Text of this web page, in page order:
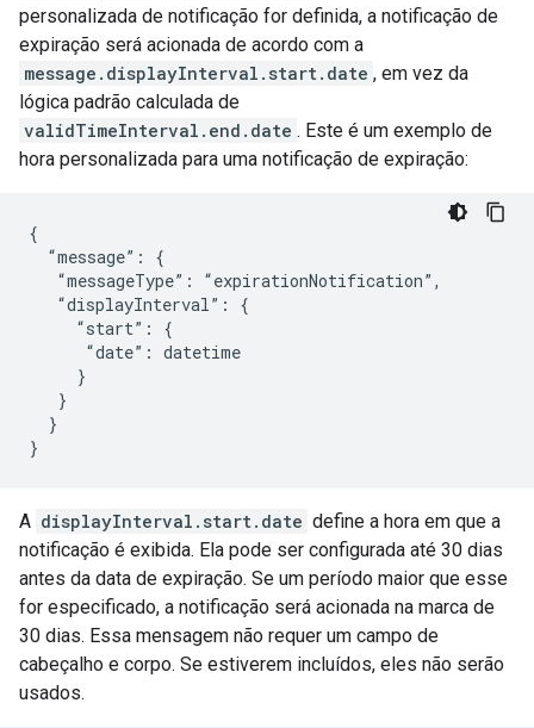
personalizada de notificação for definida, a notificação de
expiração será acionada de acordo com a
message.displayInterval.start.date , em vez da
lógica padrão calculada de
validTimeInterval.end.date . Este é um exemplo de
hora personalizada para uma notificação de expiração:
{
  “message”: {
   “messageType”: “expirationNotification”,
   “displayInterval”: {
     “start”: {
      “date”: datetime
     }
   }
  }
}
A displayInterval.start.date define a hora em que a
notificação é exibida. Ela pode ser configurada até 30 dias
antes da data de expiração. Se um período maior que esse
for especificado, a notificação será acionada na marca de
30 dias. Essa mensagem não requer um campo de
cabeçalho e corpo. Se estiverem incluídos, eles não serão
usados.